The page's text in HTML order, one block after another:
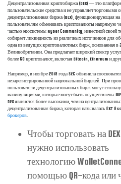
Децентрализованная криптобиржа (DEX) — это
пользовательские средства и не управляет
децентрализованная биржа (DEX), функционирующая
пользователям обменивать криптовалюты напрямую
частью экосистемы Kyber Community, известной своей
собирает ликвидность из различных источников для
одна из ведущих криптовалютных бирж, основанная в
Великобритании. Она предлагает широкий спектр
более 60 криптовалют, включая Bitcoin, Ethereum и
Например, в ноябре 2018 года SEC обвинила
незарегистрированной национальной биржей. При
пользователи децентрализованных бирж могут
манипуляциями, которые могут быть осуществлены
DEX являются более высокими, чем на
децентрализованная биржа, которая называлась NXT
брокеров
Чтобы торговать на
нужно использовать
технологию
помощью QR-кода или